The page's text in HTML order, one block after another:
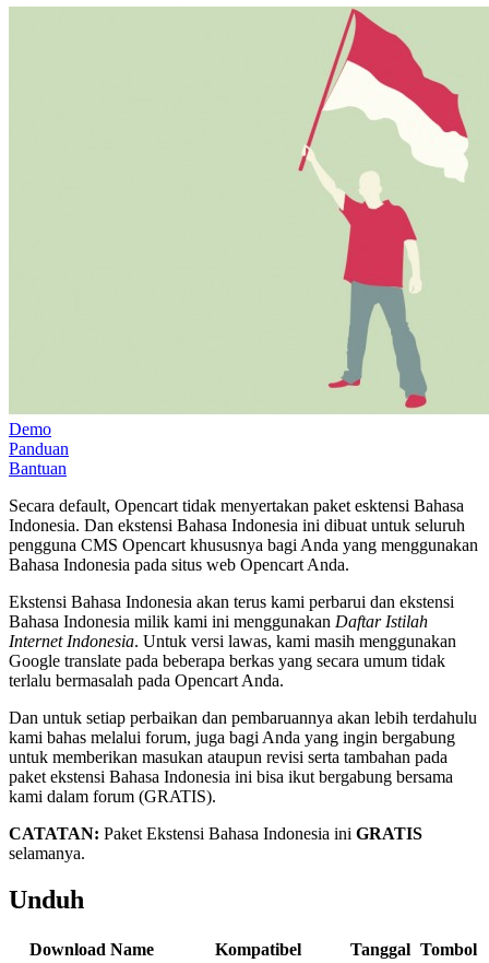
Demo
Panduan
Bantuan
Secara default, Opencart tidak menyertakan paket esktensi Bahasa
Indonesia. Dan ekstensi Bahasa Indonesia ini dibuat untuk seluruh
pengguna CMS Opencart khususnya bagi Anda yang menggunakan
Bahasa Indonesia pada situs web Opencart Anda.
Ekstensi Bahasa Indonesia akan terus kami perbarui dan ekstensi
Bahasa Indonesia milik kami ini menggunakan Daftar Istilah
Internet Indonesia. Untuk versi lawas, kami masih menggunakan
Google translate pada beberapa berkas yang secara umum tidak
terlalu bermasalah pada Opencart Anda.
Dan untuk setiap perbaikan dan pembaruannya akan lebih terdahulu
kami bahas melalui forum, juga bagi Anda yang ingin bergabung
untuk memberikan masukan ataupun revisi serta tambahan pada
paket ekstensi Bahasa Indonesia ini bisa ikut bergabung bersama
kami dalam forum (GRATIS).
CATATAN: Paket Ekstensi Bahasa Indonesia ini GRATIS
selamanya.
Unduh
Download Name Kompatibel Tanggal Tombol